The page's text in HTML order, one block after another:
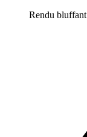
Rendu bluffant